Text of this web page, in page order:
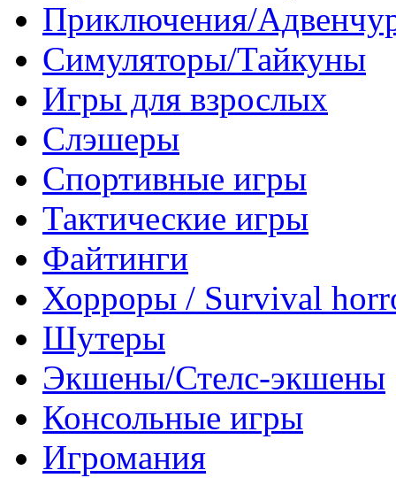
Приключения/
Симуляторы/Тайкуны
Игры для взрослых
Слэшеры
Спортивные игры
Тактические игры
Файтинги
Хорроры / Survival
Шутеры
Экшены/Стелс-экшены
Консольные игры
Игромания